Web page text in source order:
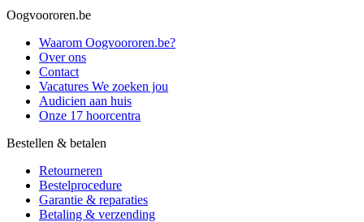
Oogvoororen.be
Waarom Oogvoororen.be?
Over ons
Contact
Vacatures We zoeken jou
Audicien aan huis
Onze 17 hoorcentra
Bestellen & betalen
Retourneren
Bestelprocedure
Garantie & reparaties
Betaling & verzending